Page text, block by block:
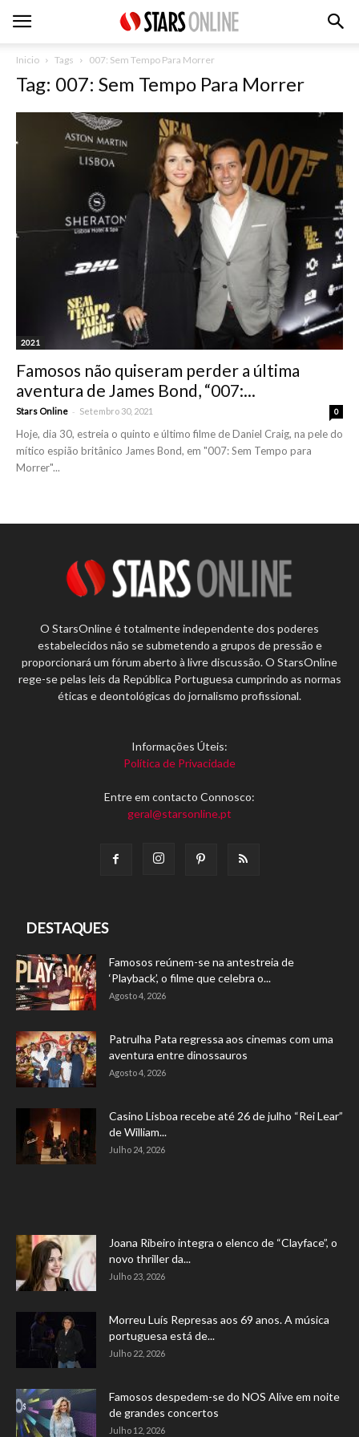
Inicio Tags 007: Sem Tempo Para Morrer
Tag: 007: Sem Tempo Para Morrer
2021
Famosos não quiseram perder a última
aventura de James Bond, “007:...
Stars Online - Setembro 30, 2021 0
Hoje, dia 30, estreia o quinto e último filme de Daniel Craig, na pele do
mítico espião britânico James Bond, em "007: Sem Tempo para
Morrer"...
O StarsOnline é totalmente independente dos poderes
estabelecidos não se submetendo a grupos de pressão e
proporcionará um fórum aberto à livre discussão. O StarsOnline
rege-se pelas leis da República Portuguesa cumprindo as normas
éticas e deontológicas do jornalismo profissional.
Informações Úteis:
Política de Privacidade
Entre em contacto Connosco:
geral@starsonline.pt
DESTAQUES
Famosos reúnem-se na antestreia de
‘Playback’, o filme que celebra o...
Agosto 4, 2026
Patrulha Pata regressa aos cinemas com uma
aventura entre dinossauros
Agosto 4, 2026
Casino Lisboa recebe até 26 de julho “Rei Lear”
de William...
Julho 24, 2026
Joana Ribeiro integra o elenco de “Clayface”, o
novo thriller da...
Julho 23, 2026
Morreu Luís Represas aos 69 anos. A música
portuguesa está de...
Julho 22, 2026
Famosos despedem-se do NOS Alive em noite
de grandes concertos
Julho 12, 2026